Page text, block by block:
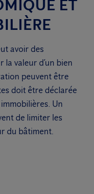
ET
avoir des
valeur d’un bien
peuvent être
doit être déclarée
Un
de limiter les
du bâtiment.